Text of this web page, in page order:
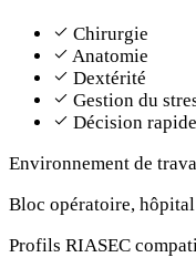
Chirurgie
Anatomie
Dextérité
Gestion du
Décision rapide
Environnement de
Bloc opératoire, hôpital
Profils RIASEC